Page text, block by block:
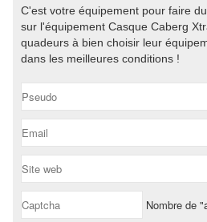
C'est votre équipement pour faire
sur l'équipement Casque Caberg
quadeurs à bien choisir leur
dans les meilleures conditions !
Nombre de